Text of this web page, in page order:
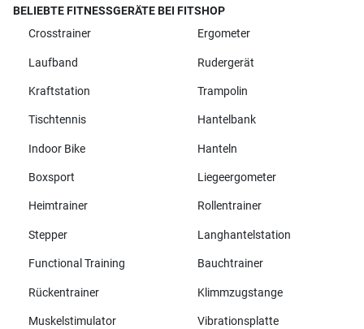
BELIEBTE FITNESSGERÄTE BEI FITSHOP
Crosstrainer
Ergometer
Laufband Rudergerät
Kraftstation Trampolin
Tischtennis Hantelbank
Indoor Bike Hanteln
Boxsport Liegeergometer
Heimtrainer Rollentrainer
Stepper Langhantelstation
Functional Training Bauchtrainer
Rückentrainer Klimmzugstange
Muskelstimulator Vibrationsplatte